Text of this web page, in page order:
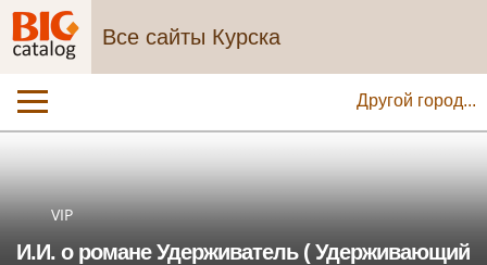
Все сайты Курска
Другой город...
VIP
И.И. о романе Удерживатель ( Удерживающий